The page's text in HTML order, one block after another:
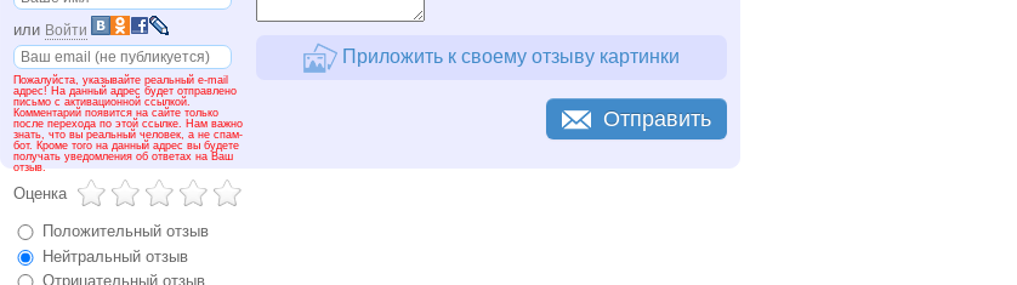
или Войти
Пожалуйста, указывайте реальный e-mail
адрес! На данный адрес будет отправлено
письмо с активационной ссылкой.
Комментарий появится на сайте только
после перехода по этой ссылке. Нам важно
знать, что вы реальный человек, а не спам-
бот. Кроме того на данный адрес вы будете
получать уведомления об ответах на Ваш
отзыв.
Оценка
Положительный отзыв
Нейтральный отзыв
Отрицательный отзыв
Приложить к своему отзыву картинки
Отправить